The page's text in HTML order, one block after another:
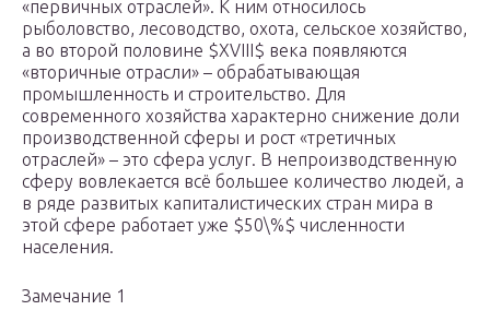
«первичных отраслей». К ним относилось
рыболовство, лесоводство, охота, сельское хозяйство,
а во второй половине $XVIII$ века появляются
«вторичные отрасли» – обрабатывающая
промышленность и строительство. Для
современного хозяйства характерно снижение доли
производственной сферы и рост «третичных
отраслей» – это сфера услуг. В непроизводственную
сферу вовлекается всё большее количество людей, а
в ряде развитых капиталистических стран мира в
этой сфере работает уже $50\%$ численности
населения.
Замечание 1